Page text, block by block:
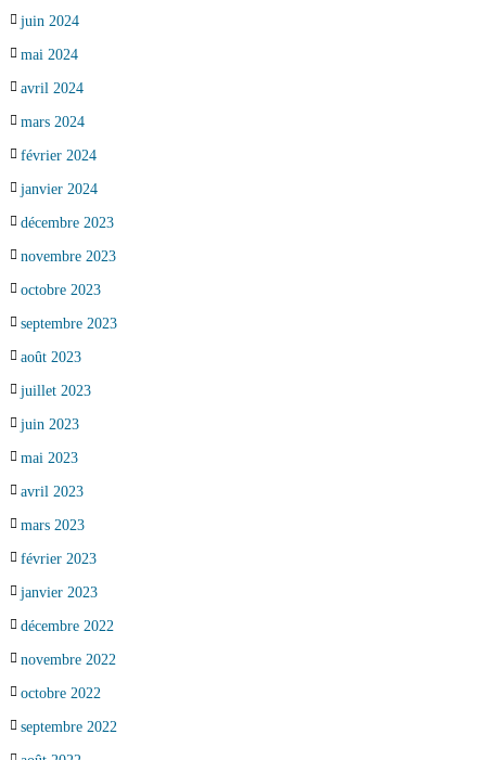
juin 2024
mai 2024
avril 2024
mars 2024
février 2024
janvier 2024
décembre 2023
novembre 2023
octobre 2023
septembre 2023
août 2023
juillet 2023
juin 2023
mai 2023
avril 2023
mars 2023
février 2023
janvier 2023
décembre 2022
novembre 2022
octobre 2022
septembre 2022